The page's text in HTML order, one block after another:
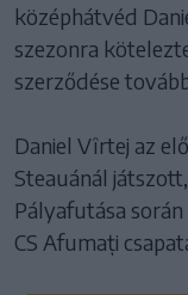
középhátvéd
szezonra
szerződése
Daniel Vîrtej az
Steauánál
Pályafutása
CS Afumați